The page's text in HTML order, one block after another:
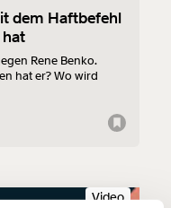
gemeinsam
sie für alle
für alle frei im
das wird auch
Fortschritt und
dem Haftbefehl
hat
Rene Benko.
hat er? Wo wird
Video